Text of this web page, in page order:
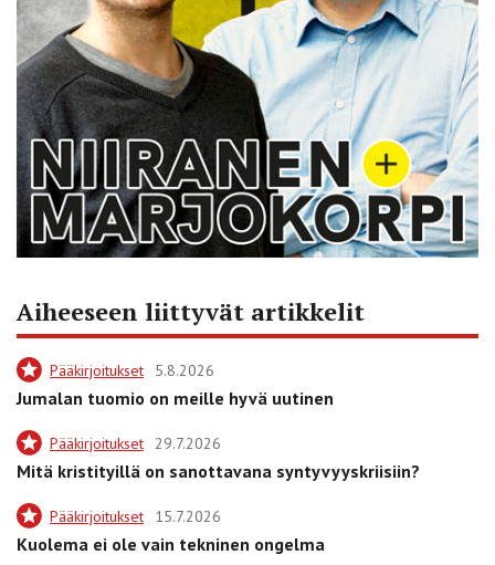
Aiheeseen liittyvät artikkelit
Pääkirjoitukset 5.8.2026
Jumalan tuomio on meille hyvä uutinen
Pääkirjoitukset 29.7.2026
Mitä kristityillä on sanottavana syntyvyyskriisiin?
Pääkirjoitukset 15.7.2026
Kuolema ei ole vain tekninen ongelma